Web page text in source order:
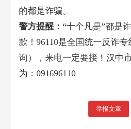
的都是诈骗。
警方提醒： “十个凡是”都是
款！96110是全国统一反诈
询），来电一定要接！汉中
为：091696110
举报文章